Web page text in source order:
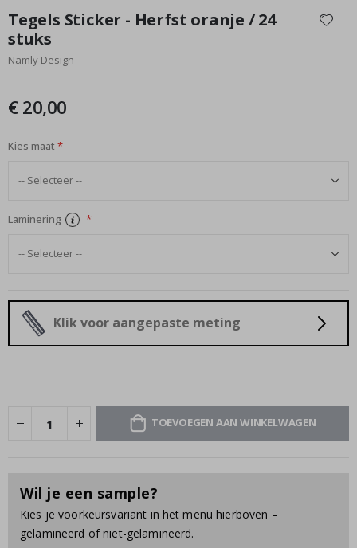
het
begin
van
gallerij
Tegels Sticker - Herfst oranje / 24
stuks
Namly Design
€ 20,00
Kies maat
Laminering
Klik voor aangepaste meting
TOEVOEGEN AAN WINKELWAGEN
Wil je een sample?
Kies je voorkeursvariant in het menu hierboven –
gelamineerd of niet-gelamineerd.